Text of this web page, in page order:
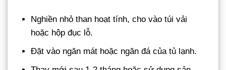
Nghiền nhỏ than hoạt tính, cho vào túi vải
hoặc hộp đục lỗ.
Đặt vào ngăn mát hoặc ngăn đá của tủ lạnh.